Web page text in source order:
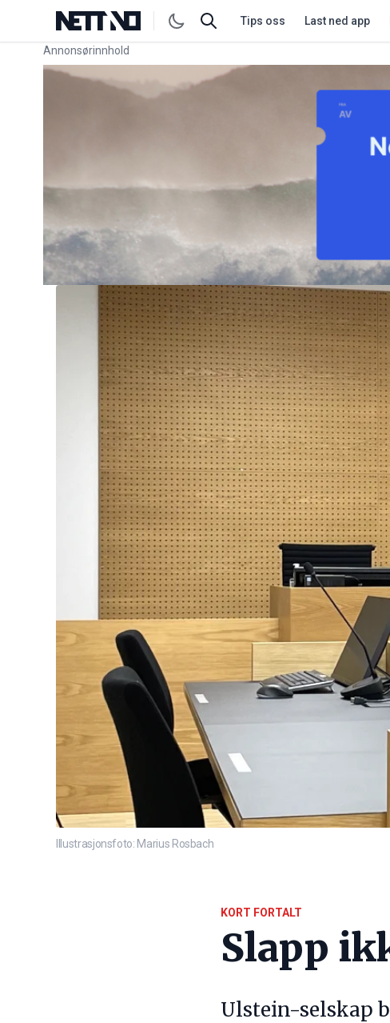
Tips oss Last ned app
Annonsørinnhold
Link for annonse
Illustrasjonsfoto: Marius Rosbach
KORT FORTALT
Slapp
Ulstein-selskap